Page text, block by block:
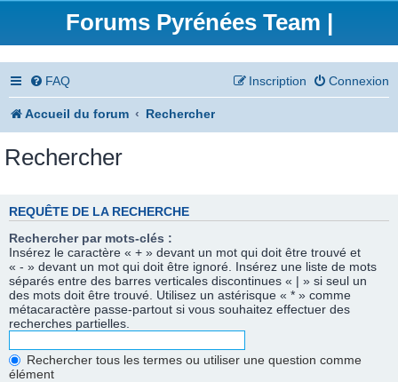
Forums Pyrénées Team |
FAQ Connexion
Inscription
Accueil du forum Rechercher
Rechercher
REQUÊTE DE LA RECHERCHE
Rechercher par mots-clés :
Insérez le caractère « + » devant un mot qui doit être trouvé et
« - » devant un mot qui doit être ignoré. Insérez une liste de mots
séparés entre des barres verticales discontinues « | » si seul un
des mots doit être trouvé. Utilisez un astérisque « * » comme
métacaractère passe-partout si vous souhaitez effectuer des
recherches partielles.
Rechercher tous les termes ou utiliser une question comme
élément